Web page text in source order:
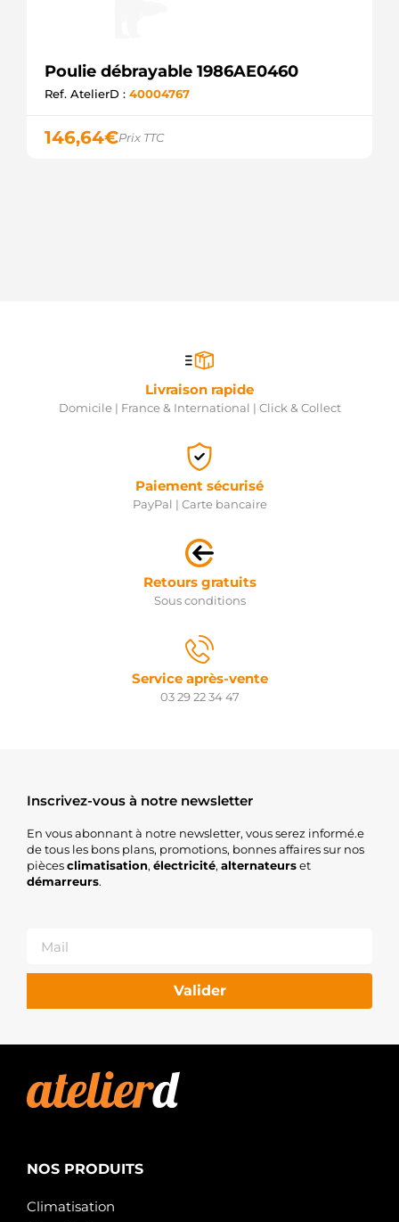
Poulie débrayable 1986AE0460
Ref. AtelierD : 40004767
146,64€Prix TTC
Livraison rapide
Domicile | France & International | Click & Collect
Paiement sécurisé
PayPal | Carte bancaire
Retours gratuits
Sous conditions
Service après-vente
03 29 22 34 47
Inscrivez-vous à notre newsletter
En vous abonnant à notre newsletter, vous serez informé.e
de tous les bons plans, promotions, bonnes affaires sur nos
piècesclimatisation, électricité, alternateurset
démarreurs.
Valider
NOS PRODUITS
Climatisation